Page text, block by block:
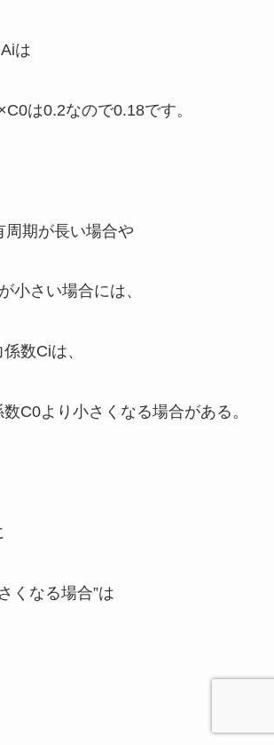
は
は0.2なので0.18です。
周期が長い場合や
小さい場合には、
数Ciは、
C0より小さくなる場合がある。
くなる場合”は